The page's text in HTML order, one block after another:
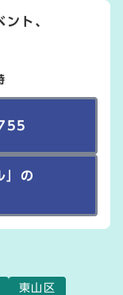
ト、
」の
東山区